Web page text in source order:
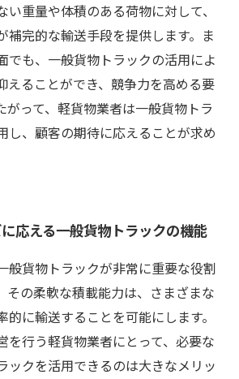
重量や体積のある荷物に対して、
補完的な輸送手段を提供します。ま
でも、一般貨物トラックの活用によ
えることができ、競争力を高める要
がって、軽貨物業者は一般貨物トラ
し、顧客の期待に応えることが求め
応える一般貨物トラックの機能
般貨物トラックが非常に重要な役割
その柔軟な積載能力は、さまざまな
的に輸送することを可能にします。
を行う軽貨物業者にとって、必要な
ックを活用できるのは大きなメリッ